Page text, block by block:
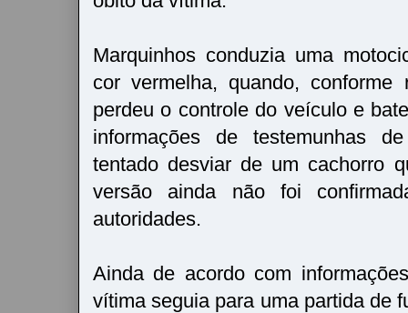
Marquinhos conduzia uma
cor vermelha, quando, conforme
perdeu o controle do veículo e
informações de testemunhas
tentado desviar de um cachorro
versão ainda não foi
autoridades.
Ainda de acordo com
vítima seguia para uma partida de